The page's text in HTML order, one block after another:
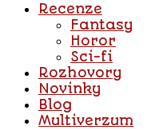
Recenze
Fantasy
Horor
Sci-fi
Rozhovory
Novinky
Blog
Multiverzum